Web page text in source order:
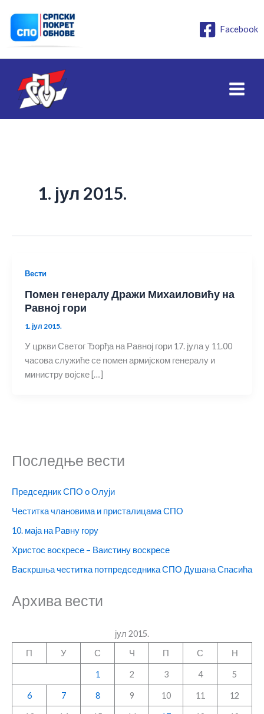
садржај
Facebook
1. јул 2015.
Вести
Помен генералу Дражи Михаиловићу на
Равној гори
1. јул 2015.
У цркви Светог Ђорђа на Равној гори 17. јула у 11.00
часова служиће се помен армијском генералу и
министру војске […]
Последње вести
Председник СПО о Олуји
Честитка члановима и присталицама СПО
10. маја на Равну гору
Христос воскресе – Ваистину воскресе
Васкршња честитка потпредседника СПО Душана Спасића
Архива вести
јул 2015.
П
У С Ч П С Н
1 2 3 4 5
6 7 8 9 10 11 12